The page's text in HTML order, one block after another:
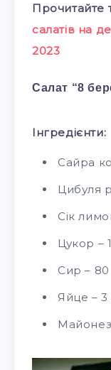
Прочитайте
салатів на
2023
Салат “8
Інгредієнти:
Сайра
Цибуля
Сік
Цукор –
Сир – 80
Яйце – 3
Майонез